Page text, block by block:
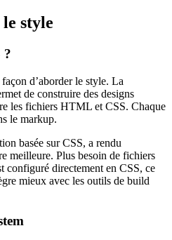
style
?
d’aborder le style. La
de construire des designs
les fichiers HTML et CSS. Chaque
le markup.
basée sur CSS, a rendu
meilleure. Plus besoin de fichiers
configuré directement en CSS, ce
mieux avec les outils de build